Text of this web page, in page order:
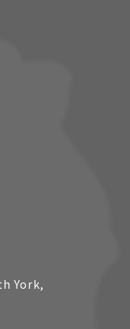
York,